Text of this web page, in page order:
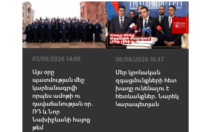
07/08/2026 14:08
Այս օրը
պատմության մեջ
կարձանագրվի
որպես ամոթի ու
դավաճանության օր․
ՌԴ և Նոր
Նախիջևանի հայոց
թեմ
06/08/2026 16:37
Մեր կրոնական
զգացմունքների հետ
խաղը ունենալու է
հետևանքներ․ Նարեկ
Կարապետյան